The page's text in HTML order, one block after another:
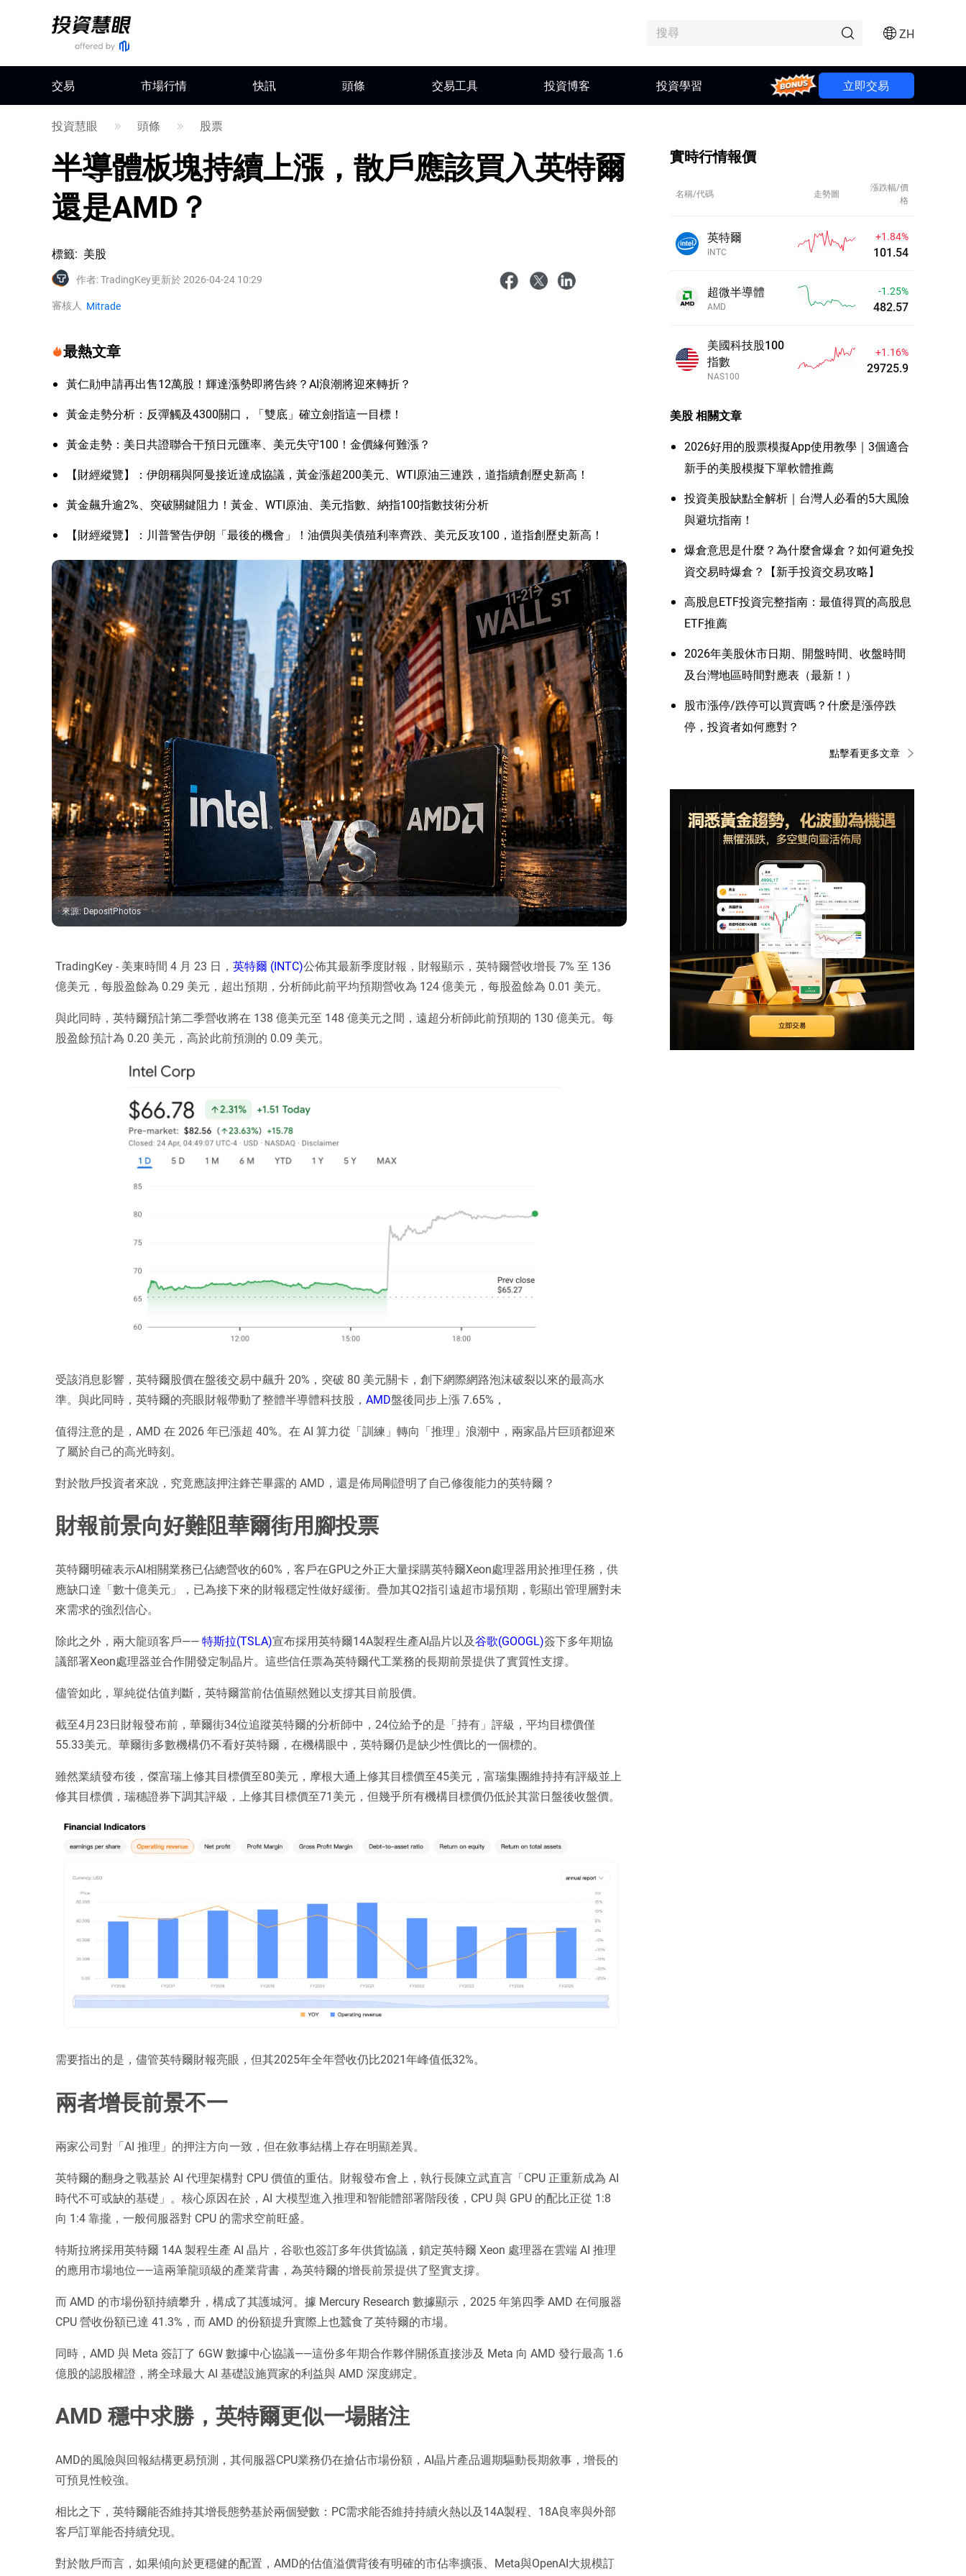
ZH
交易 市場行情 快訊 頭條 交易工具 投資博客 投資學習 Bonus 立即交易
投資慧眼 頭條 股票
半導體板塊持續上漲，散戶應該買入英特爾
還是AMD？
標籤: 美股
作者:TradingKey更新於 2026-04-24 10:29
審核人 Mitrade
最熱文章
黃仁勛申請再出售12萬股！輝達漲勢即將告終？AI浪潮將迎來轉折？
黃金走勢分析：反彈觸及4300關口，「雙底」確立劍指這一目標！
黃金走勢：美日共證聯合干預日元匯率、美元失守100！金價緣何難漲？
【財經縱覽】：伊朗稱與阿曼接近達成協議，黃金漲超200美元、WTI原油三連跌，道指續創歷史新高！
黃金飆升逾2%、突破關鍵阻力！黃金、WTI原油、美元指數、納指100指數技術分析
【財經縱覽】：川普警告伊朗「最後的機會」！油價與美債殖利率齊跌、美元反攻100，道指創歷史新高！
來源:DepositPhotos
TradingKey - 美東時間 4 月 23 日， 英特爾 (INTC)公佈其最新季度財報，財報顯示，英特爾營收增長 7% 至 136
億美元，每股盈餘為 0.29 美元，超出預期，分析師此前平均預期營收為 124 億美元，每股盈餘為 0.01 美元。
與此同時，英特爾預計第二季營收將在 138 億美元至 148 億美元之間，遠超分析師此前預期的 130 億美元。每
股盈餘預計為 0.20 美元，高於此前預測的 0.09 美元。
受該消息影響，英特爾股價在盤後交易中飆升 20%，突破 80 美元關卡，創下網際網路泡沫破裂以來的最高水
準。與此同時，英特爾的亮眼財報帶動了整體半導體科技股， AMD盤後同步上漲 7.65%，
值得注意的是，AMD 在 2026 年已漲超 40%。在 AI 算力從「訓練」轉向「推理」浪潮中，兩家晶片巨頭都迎來
了屬於自己的高光時刻。
對於散戶投資者來說，究竟應該押注鋒芒畢露的 AMD，還是佈局剛證明了自己修復能力的英特爾？
財報前景向好難阻華爾街用腳投票
英特爾明確表示AI相關業務已佔總營收的60%，客戶在GPU之外正大量採購英特爾Xeon處理器用於推理任務，供
應缺口達「數十億美元」，已為接下來的財報穩定性做好緩衝。疊加其Q2指引遠超市場預期，彰顯出管理層對未
來需求的強烈信心。
除此之外，兩大龍頭客戶—— 特斯拉(TSLA)宣布採用英特爾14A製程生產AI晶片以及谷歌(GOOGL)簽下多年期協
議部署Xeon處理器並合作開發定制晶片。這些信任票為英特爾代工業務的長期前景提供了實質性支撐。
儘管如此，單純從估值判斷，英特爾當前估值顯然難以支撐其目前股價。
截至4月23日財報發布前，華爾街34位追蹤英特爾的分析師中，24位給予的是「持有」評級，平均目標價僅
55.33美元。華爾街多數機構仍不看好英特爾，在機構眼中，英特爾仍是缺少性價比的一個標的。
雖然業績發布後，傑富瑞上修其目標價至80美元，摩根大通上修其目標價至45美元，富瑞集團維持持有評級並上
修其目標價，瑞穗證券下調其評級，上修其目標價至71美元，但幾乎所有機構目標價仍低於其當日盤後收盤價。
需要指出的是，儘管英特爾財報亮眼，但其2025年全年營收仍比2021年峰值低32%。
兩者增長前景不一
兩家公司對「AI 推理」的押注方向一致，但在敘事結構上存在明顯差異。
英特爾的翻身之戰基於 AI 代理架構對 CPU 價值的重估。財報發布會上，執行長陳立武直言「CPU 正重新成為 AI
時代不可或缺的基礎」。核心原因在於，AI 大模型進入推理和智能體部署階段後，CPU 與 GPU 的配比正從 1:8
向 1:4 靠攏，一般伺服器對 CPU 的需求空前旺盛。
特斯拉將採用英特爾 14A 製程生產 AI 晶片，谷歌也簽訂多年供貨協議，鎖定英特爾 Xeon 處理器在雲端 AI 推理
的應用市場地位——這兩筆龍頭級的產業背書，為英特爾的增長前景提供了堅實支撐。
而 AMD 的市場份額持續攀升，構成了其護城河。據 Mercury Research 數據顯示，2025 年第四季 AMD 在伺服器
CPU 營收份額已達 41.3%，而 AMD 的份額提升實際上也蠶食了英特爾的市場。
同時，AMD 與 Meta 簽訂了 6GW 數據中心協議——這份多年期合作夥伴關係直接涉及 Meta 向 AMD 發行最高 1.6
億股的認股權證，將全球最大 AI 基礎設施買家的利益與 AMD 深度綁定。
AMD 穩中求勝，英特爾更似一場賭注
AMD的風險與回報結構更易預測，其伺服器CPU業務仍在搶佔市場份額，AI晶片產品週期驅動長期敘事，增長的
可預見性較強。
相比之下，英特爾能否維持其增長態勢基於兩個變數：PC需求能否維持持續火熱以及14A製程、18A良率與外部
客戶訂單能否持續兌現。
對於散戶而言，如果傾向於更穩健的配置，AMD的估值溢價背後有明確的市佔率擴張、Meta與OpenAI大規模訂
實時行情報價
名稱/代碼 走勢圖
漲跌幅/價
格
英特爾
INTC
+1.84%
101.54
超微半導體
AMD
-1.25%
482.57
美國科技股100
指數
NAS100
+1.16%
29725.9
美股相關文章
2026好用的股票模擬App使用教學｜3個適合
新手的美股模擬下單軟體推薦
投資美股缺點全解析｜台灣人必看的5大風險
與避坑指南！
爆倉意思是什麼？為什麼會爆倉？如何避免投
資交易時爆倉？【新手投資交易攻略】
高股息ETF投資完整指南：最值得買的高股息
ETF推薦
2026年美股休市日期、開盤時間、收盤時間
及台灣地區時間對應表（最新！）
股市漲停/跌停可以買賣嗎？什麽是漲停跌
停，投資者如何應對？
點擊看更多文章